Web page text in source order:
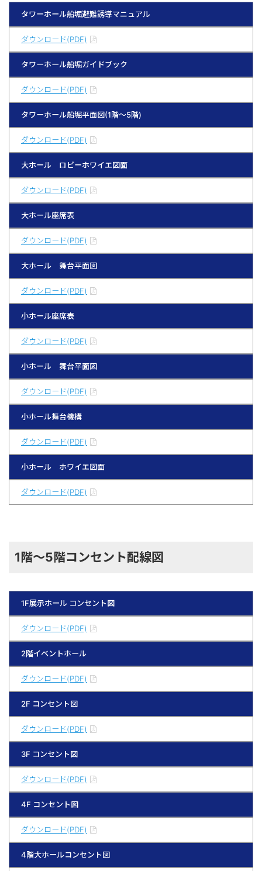
タワーホール船堀避難誘導マニュアル
ダウンロード(PDF)
タワーホール船堀ガイドブック
ダウンロード(PDF)
タワーホール船堀平面図(1階～5階)
ダウンロード(PDF)
大ホール ロビーホワイエ図面
ダウンロード(PDF)
大ホール座席表
ダウンロード(PDF)
大ホール 舞台平面図
ダウンロード(PDF)
小ホール座席表
ダウンロード(PDF)
小ホール 舞台平面図
ダウンロード(PDF)
小ホール舞台機構
ダウンロード(PDF)
小ホール ホワイエ図面
ダウンロード(PDF)
1階～5階コンセント配線図
1F展示ホール コンセント図
ダウンロード(PDF)
2階イベントホール
ダウンロード(PDF)
2F コンセント図
ダウンロード(PDF)
3F コンセント図
ダウンロード(PDF)
4F コンセント図
ダウンロード(PDF)
4階大ホールコンセント図